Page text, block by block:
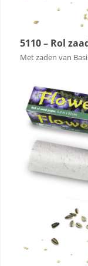
5110 – Rol
Met zaden van